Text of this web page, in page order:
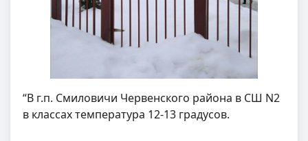
“В г.п. Смиловичи Червенского района в СШ N2
в классах температура 12-13 градусов.